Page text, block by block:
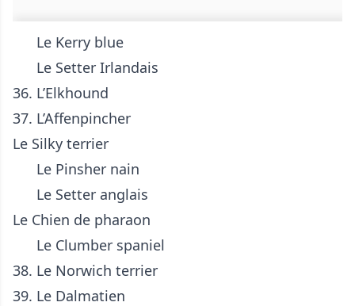
Le Kerry blue
Le Setter Irlandais
36. L’Elkhound
37. L’Affenpincher
Le Silky terrier
Le Pinsher nain
Le Setter anglais
Le Chien de pharaon
Le Clumber spaniel
38. Le Norwich terrier
39. Le Dalmatien